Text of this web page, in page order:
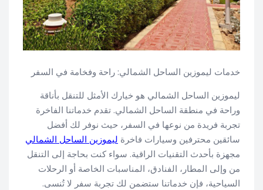
خدمات ليموزين الساحل الشمالي: راحة وفخامة في السفر
ليموزين الساحل الشمالي هو خيارك الأمثل للتنقل بأناقة
وراحة في منطقة الساحل الشمالي. تقدم خدماتنا الفاخرة
تجربة فريدة من نوعها في السفر، حيث نوفر لك أفضل
سائقين محترفين وسيارات فاخرة ليموزين الساحل الشمالي
مجهزة بأحدث التقنيات الراقية. سواء كنت بحاجة إلى التنقل
من وإلى المطار، الفنادق، المناسبات الخاصة أو الرحلات
السياحية، فإن خدماتنا ستضمن لك تجربة سفر لا تُنسى.